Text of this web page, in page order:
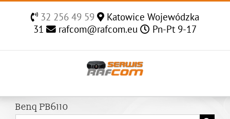
32 256 49 59
Katowice Wojewódzka
31
rafcom@rafcom.eu Pn-Pt 9-17
Benq PB6110